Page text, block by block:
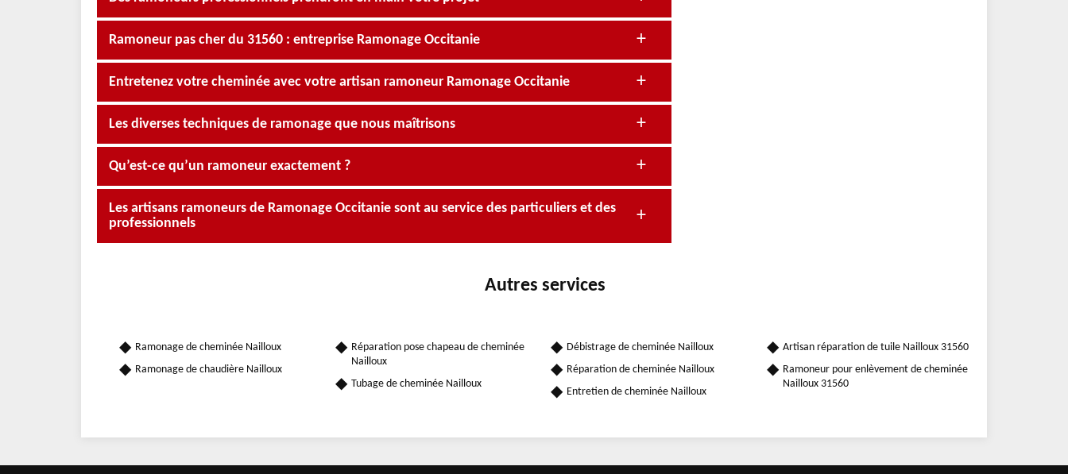
Ramoneur pas cher du 31560 : entreprise Ramonage Occitanie
Entretenez votre cheminée avec votre artisan ramoneur Ramonage Occitanie
Les diverses techniques de ramonage que nous maîtrisons
Qu’est-ce qu’un ramoneur exactement ?
Les artisans ramoneurs de Ramonage Occitanie sont au service des particuliers et des
professionnels
Autres services
Ramonage de cheminée Nailloux
Ramonage de chaudière Nailloux
Réparation pose chapeau de cheminée
Nailloux
Tubage de cheminée Nailloux
Débistrage de cheminée Nailloux
Réparation de cheminée Nailloux
Entretien de cheminée Nailloux
Artisan réparation de tuile Nailloux 31560
Ramoneur pour enlèvement de cheminée
Nailloux 31560